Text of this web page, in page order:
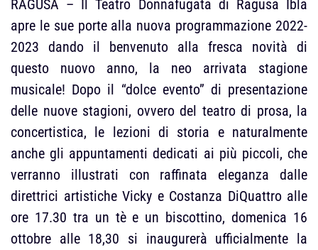
RAGUSA – Il Teatro Donnafugata di Ragusa Ibla
apre le sue porte alla nuova programmazione 2022-
2023 dando il benvenuto alla fresca novità di
questo nuovo anno, la neo arrivata stagione
musicale! Dopo il “dolce evento” di presentazione
delle nuove stagioni, ovvero del teatro di prosa, la
concertistica, le lezioni di storia e naturalmente
anche gli appuntamenti dedicati ai più piccoli, che
verranno illustrati con raffinata eleganza dalle
direttrici artistiche Vicky e Costanza DiQuattro alle
ore 17.30 tra un tè e un biscottino, domenica 16
ottobre alle 18,30 si inaugurerà ufficialmente la